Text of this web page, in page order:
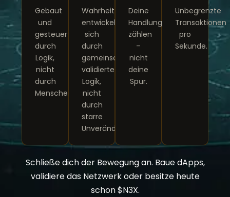
Gebaut
und
gesteuert
durch
Logik,
nicht
durch
Menschen.
Wahrheit
entwickelt
sich
durch
gemeinschaftlich
validierte
Logik,
nicht
durch
starre
Unveränderlichkeit.
Deine
Handlungen
zählen
–
nicht
deine
Spur.
Unbegrenzte
Transaktionen
pro
Sekunde.
Schließe dich der Bewegung an. Baue dApps,
validiere das Netzwerk oder besitze heute
schon $N3X.